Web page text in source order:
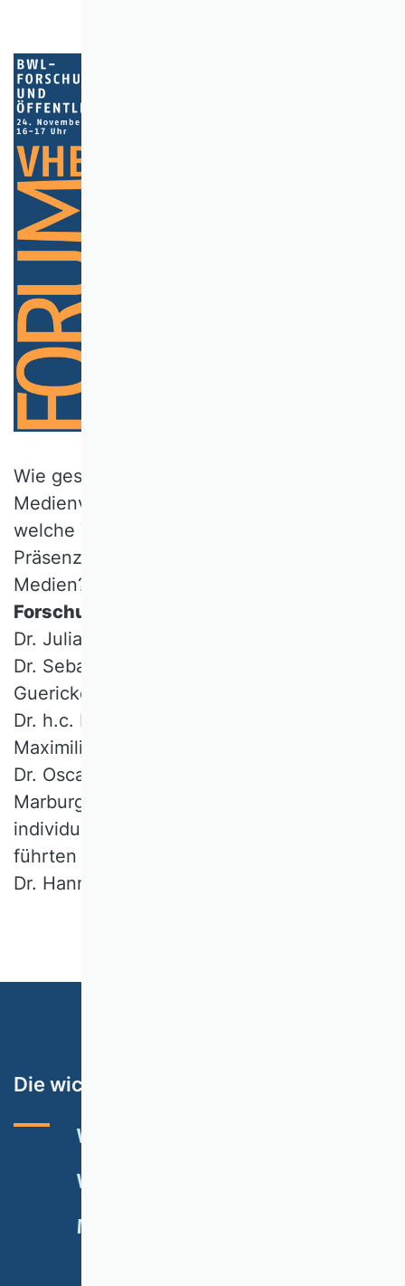
Wie gestalten Sie Ihre Kontakte zu
Medienvertreter:innen? Welches Risiko und
welche Vorteile verbinden Sie mit der
Präsenz in Print-, Audio-, sozialen und TV-
Medien? Zu Gast im VHB Forum zu
Forschung und Öffentlichkeit
Dr. Julia Brandl (Universität Innsbruck), Prof.
Dr. Sebastian Eichfelder (Otto-von-
Guericke-Universität Magdeburg), Prof. Dr.
Dr. h.c. Marko Sarstedt (Ludwig-
Maximilians-Universität München) und Prof.
Dr. Oscar Stolper (Philipps-Universität
Marburg). Das anregende Gespräch über
individuelle Erfahrungen, Tipps und Tricks
führten Prof. Dr. Ali A. Gümüşay und Prof.
Dr. Hanna Schramm-Klein.
Die wichtigsten Themen
VHB-RATING 2024
VERANSTALTUNGEN
MITGLIED WERDEN